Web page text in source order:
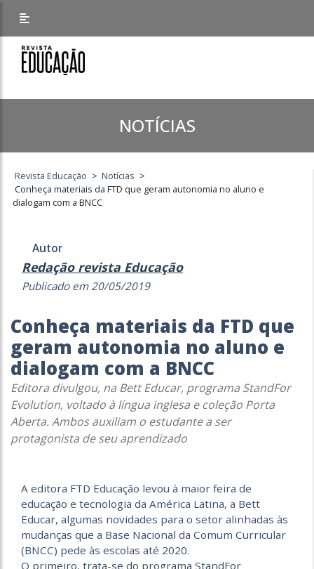
NOTÍCIAS
Revista Educação > Notícias >
Conheça materiais da FTD que geram autonomia no aluno e
dialogam com a BNCC
Autor
Redação revista Educação
Publicado em 20/05/2019
Conheça materiais da FTD que
geram autonomia no aluno e
dialogam com a BNCC
Editora divulgou, na Bett Educar, programa StandFor
Evolution, voltado à língua inglesa e coleção Porta
Aberta. Ambos auxiliam o estudante a ser
protagonista de seu aprendizado
A editora FTD Educação levou à maior feira de
educação e tecnologia da América Latina, a Bett
Educar, algumas novidades para o setor alinhadas às
mudanças que a Base Nacional da Comum Curricular
(BNCC) pede às escolas até 2020.
O primeiro, trata-se do programa StandFor